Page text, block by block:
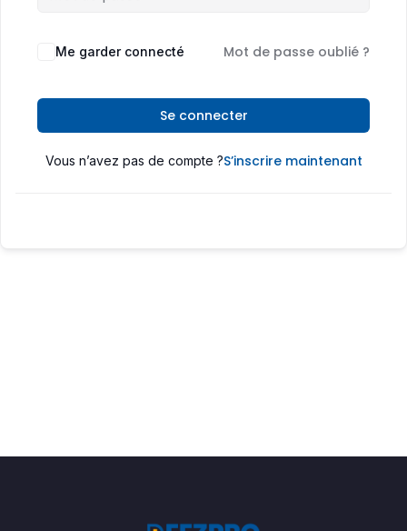
Me garder connecté Mot de passe oublié ?
Se connecter
Vous n’avez pas de compte ?S’inscrire maintenant